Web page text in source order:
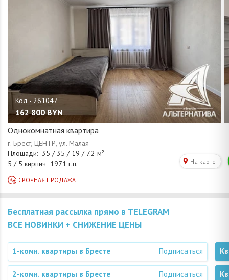
162 800 BYN
Однокомнатная квартира
Бесплатная рассылка прямо в TELEGRAM
ВСЕ НОВИНКИ + СНИЖЕНИЕ ЦЕНЫ
1-комн. квартиры в Бресте Подписаться
2-комн. квартиры в Бресте Подписаться